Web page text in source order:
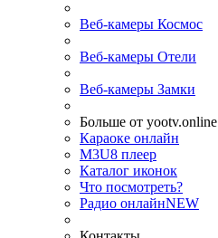
Веб-камеры Космос
Веб-камеры Отели
Веб-камеры Замки
Больше от yootv.online
Караоке онлайн
M3U8 плеер
Каталог иконок
Что посмотреть?
Радио онлайнNEW